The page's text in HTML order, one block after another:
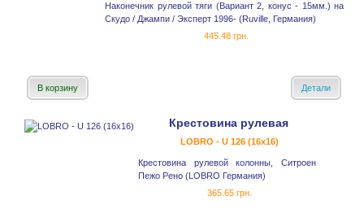
Наконечник рулевой тяги (Вариант 2, конус - 15мм.) на
Скудо / Джампи / Эксперт 1996- (Ruville, Германия)
445.48 грн.
В корзину Детали
Крестовина рулевая
LOBRO - U 126 (16x16)
Крестовина рулевой колонны, Ситроен
Пежо Рено (LOBRO Германия)
365.65 грн.